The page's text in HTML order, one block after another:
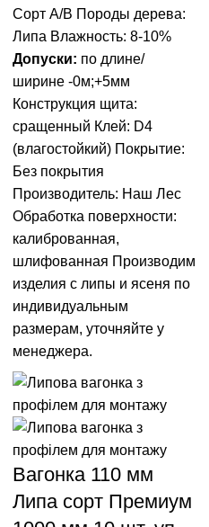
Сорт А/В Породы дерева:
Липа Влажность: 8-10%
Допуски: по длине/
ширине -0м;+5мм
Конструкция щита:
сращенный Клей: D4
(влагостойкий) Покрытие:
Без покрытия
Производитель: Наш Лес
Обработка поверхности:
калиброванная,
шлифованная Производим
изделия с липы и ясеня по
индивидуальным
размерам, уточняйте у
менеджера.
Вагонка 110 мм
Липа сорт Премиум